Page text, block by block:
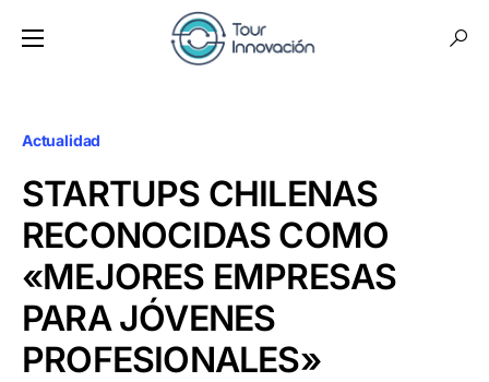
Actualidad
STARTUPS CHILENAS
RECONOCIDAS COMO
«MEJORES EMPRESAS
PARA JÓVENES
PROFESIONALES»